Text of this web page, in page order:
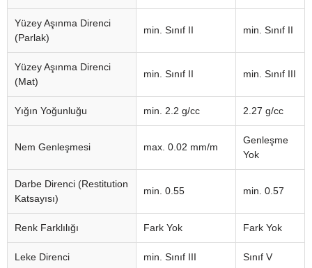
Yüzey Aşınma Direnci
(Parlak)
min. Sınıf II min. Sınıf II
Yüzey Aşınma Direnci
(Mat)
min. Sınıf II min. Sınıf III
Yığın Yoğunluğu min. 2.2 g/cc 2.27 g/cc
Nem Genleşmesi max. 0.02 mm/m
Genleşme
Yok
Darbe Direnci (Restitution
Katsayısı)
min. 0.55 min. 0.57
Renk Farklılığı Fark Yok Fark Yok
Leke Direnci min. Sınıf III Sınıf V